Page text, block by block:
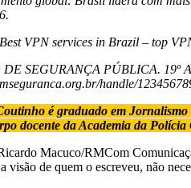
Best VPN services in Brazil – top
SEGURANÇA PÚBLICA. 19º
handle/
é graduado em
docente da Academia da
Macuco/RMCom
visão de quem o escreveu, não